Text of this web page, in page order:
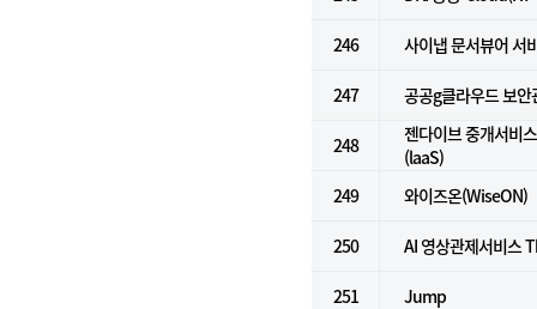
246 사이냅 문서뷰어 서
247 공공g클라우드 보안
248
젠다이브 중개서비
(laaS)
249
와이즈온(WiseON)
250 AI 영상관제서비스
251 Jump